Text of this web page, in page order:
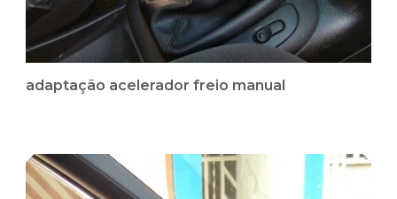
adaptação acelerador freio manual